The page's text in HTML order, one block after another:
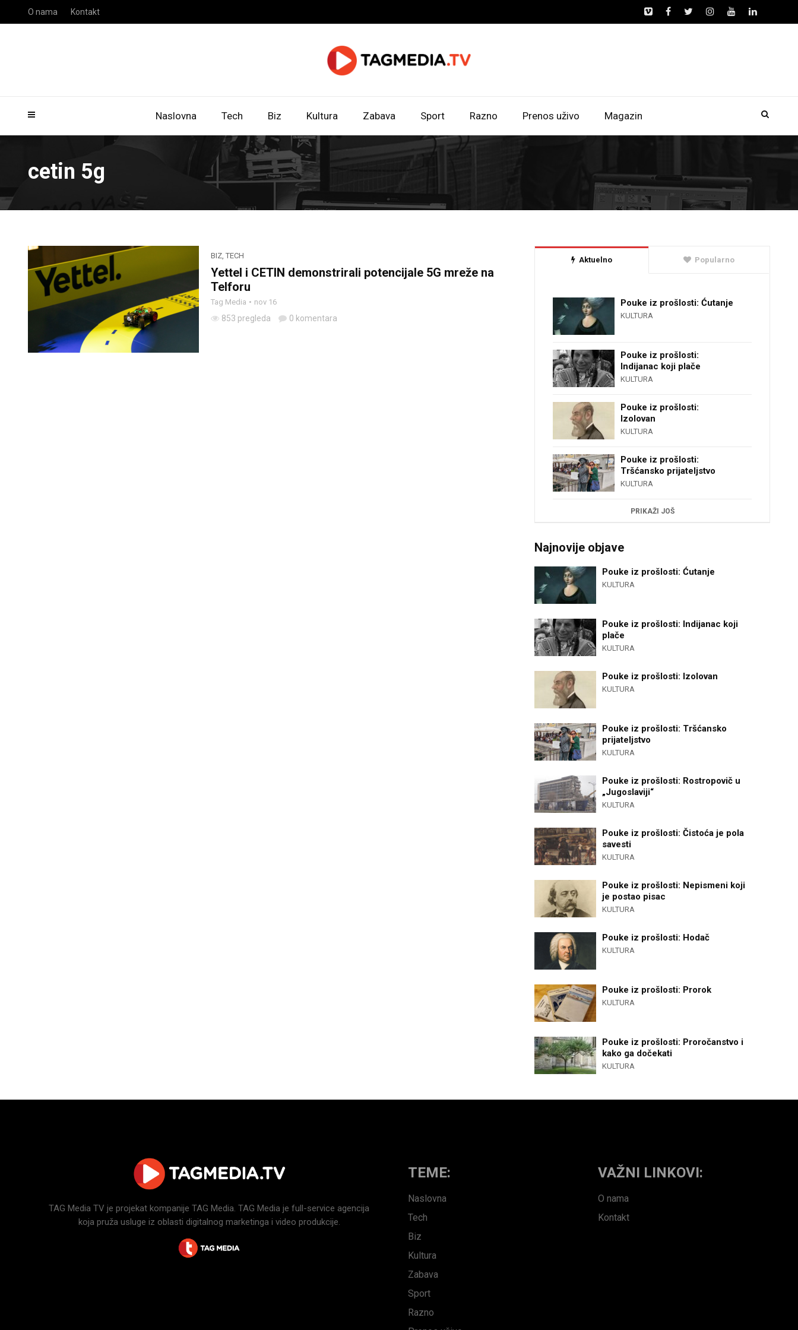
Naslovna Tech Biz Kultura Zabava Sport Razno Prenos uživo Magazin
O nama Kontakt
cetin 5g
BIZ, TECH
Yettel i CETIN demonstrirali potencijale 5G mreže na
Telforu
Tag Media nov 16
853 pregleda 0 komentara
Aktuelno Popularno
Pouke iz prošlosti: Ćutanje
KULTURA
Pouke iz prošlosti:
Indijanac koji plače
KULTURA
Pouke iz prošlosti:
Izolovan
KULTURA
Pouke iz prošlosti:
Tršćansko prijateljstvo
KULTURA
PRIKAŽI JOŠ
Najnovije objave
Pouke iz prošlosti: Ćutanje
KULTURA
Pouke iz prošlosti: Indijanac koji
plače
KULTURA
Pouke iz prošlosti: Izolovan
KULTURA
Pouke iz prošlosti: Tršćansko
prijateljstvo
KULTURA
Pouke iz prošlosti: Rostropovič u
„Jugoslaviji“
KULTURA
Pouke iz prošlosti: Čistoća je pola
savesti
KULTURA
Pouke iz prošlosti: Nepismeni koji
je postao pisac
KULTURA
Pouke iz prošlosti: Hodač
KULTURA
Pouke iz prošlosti: Prorok
KULTURA
Pouke iz prošlosti: Proročanstvo i
kako ga dočekati
KULTURA
TAG Media TV je projekat kompanije TAG Media. TAG Media je full-service agencija
koja pruža usluge iz oblasti digitalnog marketinga i video produkcije.
TEME:
Naslovna
Tech
Biz
Kultura
Zabava
Sport
Razno
VAŽNI LINKOVI:
O nama
Kontakt